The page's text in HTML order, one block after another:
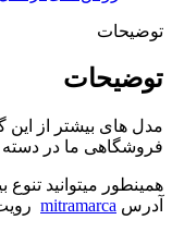
توضیحات
توضیحات
مدل های بیشتر از این
فروشگاهی ما در دسته
همینطور میتوانید
آدرس mitramarca